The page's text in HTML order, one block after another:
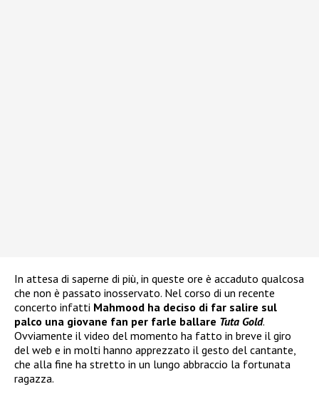
In attesa di saperne di più, in queste ore è accaduto qualcosa
che non è passato inosservato. Nel corso di un recente
concerto infatti Mahmood ha deciso di far salire sul
palco una giovane fan per farle ballare Tuta Gold.
Ovviamente il video del momento ha fatto in breve il giro
del web e in molti hanno apprezzato il gesto del cantante,
che alla fine ha stretto in un lungo abbraccio la fortunata
ragazza.